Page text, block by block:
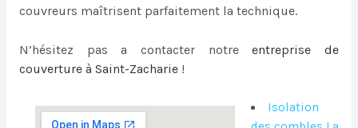
couvreurs maîtrisent parfaitement la technique.
N’hésitez pas a contacter notreentreprise de
couverture à Saint-Zacharie!
Isolation